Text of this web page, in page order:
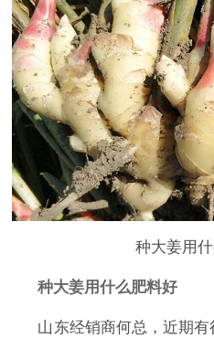
种大姜用
种大姜用什么肥料好
山东经销商何总，近期